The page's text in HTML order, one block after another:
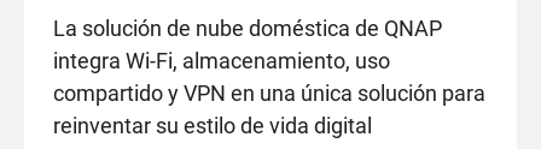
La solución de nube doméstica de QNAP
integra Wi-Fi, almacenamiento, uso
compartido y VPN en una única solución para
reinventar su estilo de vida digital